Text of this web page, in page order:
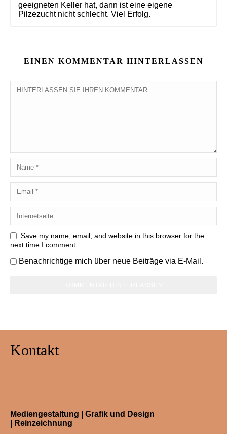
geeigneten Keller hat, dann ist eine eigene
Pilzezucht nicht schlecht. Viel Erfolg.
EINEN KOMMENTAR HINTERLASSEN
Save my name, email, and website in this browser for the
next time I comment.
Benachrichtige mich über neue Beiträge via E-Mail.
Kontakt
Mediengestaltung | Grafik und Design
| Reinzeichnung